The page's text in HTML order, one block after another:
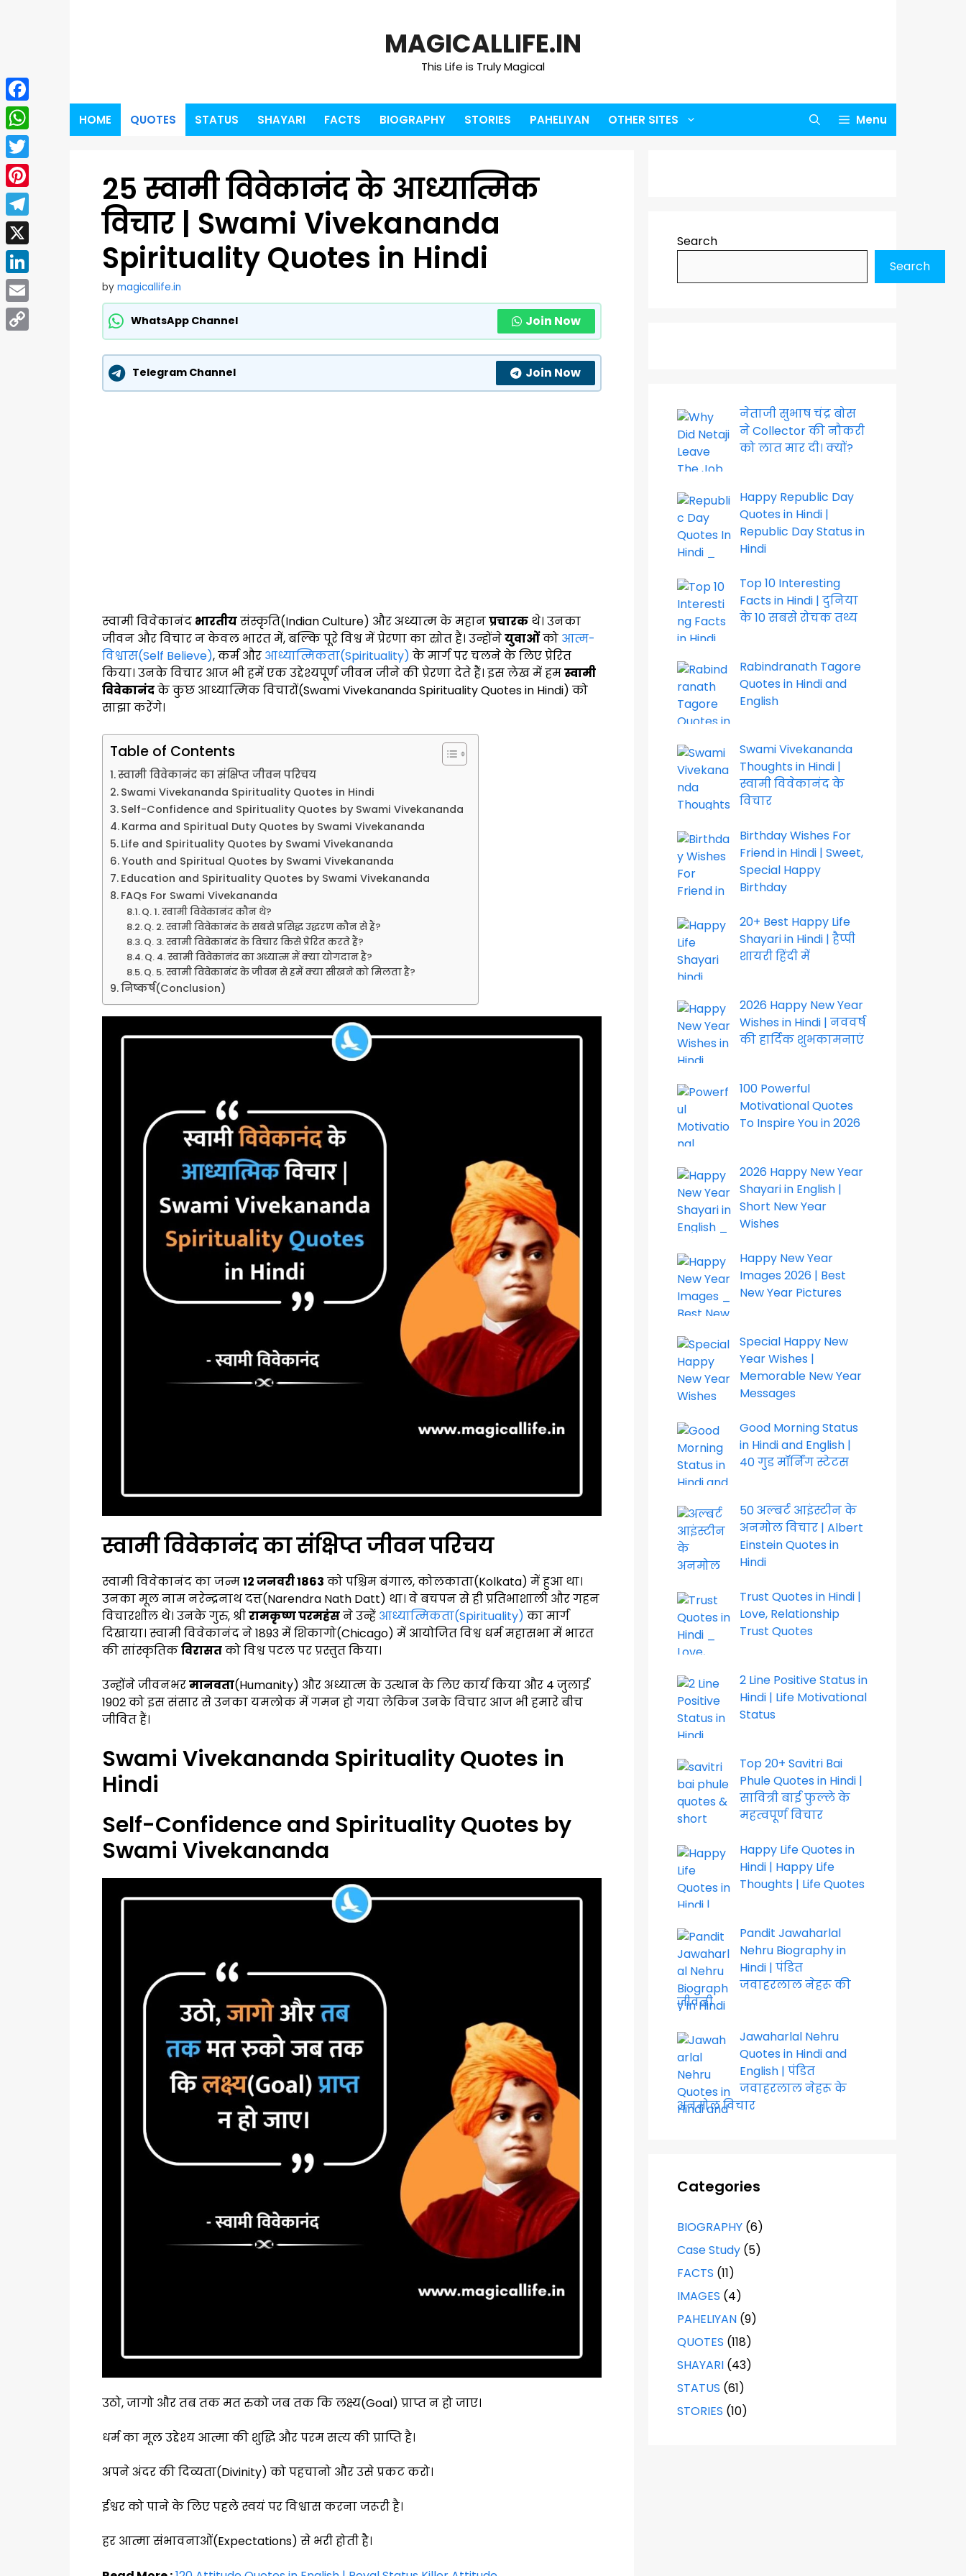
MAGICALLIFE.IN
This Life is Truly Magical
HOME QUOTES STATUS SHAYARI FACTS BIOGRAPHY STORIES PAHELIYAN OTHER SITES Menu
25 स्वामी विवेकानंद के आध्यात्मिक
विचार | Swami Vivekananda
Spirituality Quotes in Hindi
by magicallife.in
WhatsApp Channel Join Now
Telegram Channel Join Now
स्वामी विवेकानंद भारतीयसंस्कृति(Indian Culture) और अध्यात्म के महानप्रचारक थे। उनका
जीवन और विचार न केवल भारत में, बल्कि पूरे विश्व में प्रेरणा का स्रोत हैं। उन्होंनेयुवाओंको आत्म-
विश्वास(Self Believe), कर्म और आध्यात्मिकता(Spirituality) के मार्ग पर चलने के लिए प्रेरित
किया। उनके विचार आज भी हमें एक उद्देश्यपूर्ण जीवन जीने की प्रेरणा देते हैं। इस लेख में हमस्वामी
विवेकानंदके कुछ आध्यात्मिक विचारों(Swami Vivekananda Spirituality Quotes in Hindi) को
साझा करेंगे।
Table of Contents
स्वामी विवेकानंद का संक्षिप्त जीवन परिचय
Swami Vivekananda Spirituality Quotes in Hindi
Self-Confidence and Spirituality Quotes by Swami Vivekananda
Karma and Spiritual Duty Quotes by Swami Vivekananda
Life and Spirituality Quotes by Swami Vivekananda
Youth and Spiritual Quotes by Swami Vivekananda
Education and Spirituality Quotes by Swami Vivekananda
FAQs For Swami Vivekananda
Q. 1. स्वामी विवेकानंद कौन थे?
Q. 2. स्वामी विवेकानंद के सबसे प्रसिद्ध उद्धरण कौन से हैं?
Q. 3. स्वामी विवेकानंद के विचार किसे प्रेरित करते हैं?
Q. 4. स्वामी विवेकानंद का अध्यात्म में क्या योगदान है?
Q. 5. स्वामी विवेकानंद के जीवन से हमें क्या सीखने को मिलता है?
निष्कर्ष(Conclusion)
स्वामी विवेकानंद का संक्षिप्त जीवन परिचय
स्वामी विवेकानंद का जन्म12 जनवरी 1863 को पश्चिम बंगाल, कोलकाता(Kolkata) में हुआ था।
उनका मूल नाम नरेन्द्रनाथ दत्त(Narendra Nath Datt) था। वे बचपन से ही प्रतिभाशाली और गहन
विचारशील थे। उनके गुरु, श्रीरामकृष्ण परमहंसने उन्हें आध्यात्मिकता(Spirituality) का मार्ग
दिखाया। स्वामी विवेकानंद ने 1893 में शिकागो(Chicago) में आयोजित विश्व धर्म महासभा में भारत
की सांस्कृतिकविरासतको विश्व पटल पर प्रस्तुत किया।
उन्होंने जीवनभरमानवता(Humanity) और अध्यात्म के उत्थान के लिए कार्य किया और 4 जुलाई
1902 को इस संसार से उनका यमलोक में गमन हो गया लेकिन उनके विचार आज भी हमारे बीच
जीवित हैं।
Swami Vivekananda Spirituality Quotes in
Hindi
Self-Confidence and Spirituality Quotes by
Swami Vivekananda
उठो, जागो और तब तक मत रुको जब तक कि लक्ष्य(Goal) प्राप्त न हो जाए।
धर्म का मूल उद्देश्य आत्मा की शुद्धि और परम सत्य की प्राप्ति है।
अपने अंदर की दिव्यता(Divinity) को पहचानो और उसे प्रकट करो।
ईश्वर को पाने के लिए पहले स्वयं पर विश्वास करना जरूरी है।
हर आत्मा संभावनाओं(Expectations) से भरी होती है।
Search
Search
नेताजी सुभाष चंद्र बोस
ने Collector की नौकरी
को लात मार दी। क्यों?
Happy Republic Day
Quotes in Hindi |
Republic Day Status in
Hindi
Top 10 Interesting
Facts in Hindi | दुनिया
के 10 सबसे रोचक तथ्य
Rabindranath Tagore
Quotes in Hindi and
English
Swami Vivekananda
Thoughts in Hindi |
स्वामी विवेकानंद के
विचार
Birthday Wishes For
Friend in Hindi | Sweet,
Special Happy
Birthday
20+ Best Happy Life
Shayari in Hindi | हैप्पी
शायरी हिंदी में
2026 Happy New Year
Wishes in Hindi | नववर्ष
की हार्दिक शुभकामनाएं
100 Powerful
Motivational Quotes
To Inspire You in 2026
2026 Happy New Year
Shayari in English |
Short New Year
Wishes
Happy New Year
Images 2026 | Best
New Year Pictures
Special Happy New
Year Wishes |
Memorable New Year
Messages
Good Morning Status
in Hindi and English |
40 गुड मॉर्निंग स्टेटस
50 अल्बर्ट आइंस्टीन के
अनमोल विचार | Albert
Einstein Quotes in
Hindi
Trust Quotes in Hindi |
Love, Relationship
Trust Quotes
2 Line Positive Status in
Hindi | Life Motivational
Status
Top 20+ Savitri Bai
Phule Quotes in Hindi |
सावित्री बाई फुल्ले के
महत्वपूर्ण विचार
Happy Life Quotes in
Hindi | Happy Life
Thoughts | Life Quotes
Pandit Jawaharlal
Nehru Biography in
Hindi | पंडित
जवाहरलाल नेहरू की
जीवनी
Jawaharlal Nehru
Quotes in Hindi and
English | पंडित
जवाहरलाल नेहरू के
अनमोल विचार
Categories
BIOGRAPHY (6)
Case Study (5)
FACTS (11)
IMAGES (4)
PAHELIYAN (9)
QUOTES (118)
SHAYARI (43)
STATUS (61)
STORIES (10)
Facebook
WhatsApp
Twitter
Pinterest
Telegram
X
LinkedIn
Email